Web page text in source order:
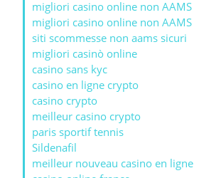
migliori casino online non AAMS
migliori casino online non AAMS
siti scommesse non aams sicuri
migliori casinò online
casino sans kyc
casino en ligne crypto
casino crypto
meilleur casino crypto
paris sportif tennis
Sildenafil
meilleur nouveau casino en ligne